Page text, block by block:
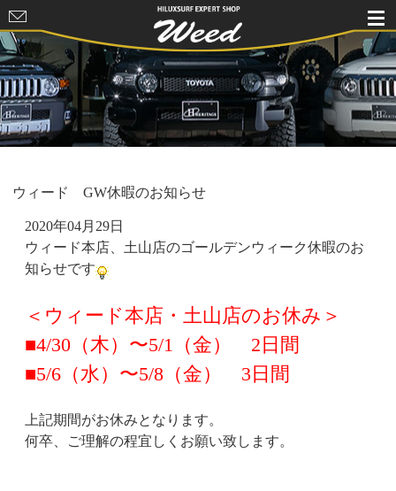
HILUXSURF
EXPERT
SHOP Weed
ウィード GW休暇のお知らせ
2020年04月29日
ウィード本店、土山店のゴールデンウィーク休暇のお
知らせです
＜ウィード本店・土山店のお休み＞
■4/30（木）〜5/1（金） 2日間
■5/6（水）〜5/8（金） 3日間
上記期間がお休みとなります。
何卒、ご理解の程宜しくお願い致します。